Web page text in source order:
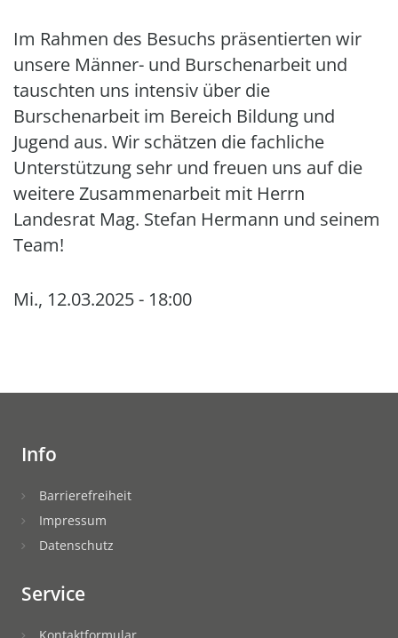
Im Rahmen des Besuchs präsentierten wir
unsere Männer- und Burschenarbeit und
tauschten uns intensiv über die
Burschenarbeit im Bereich Bildung und
Jugend aus. Wir schätzen die fachliche
Unterstützung sehr und freuen uns auf die
weitere Zusammenarbeit mit Herrn
Landesrat Mag. Stefan Hermann und seinem
Team!
Mi., 12.03.2025 - 18:00
Info
Barrierefreiheit
Impressum
Datenschutz
Service